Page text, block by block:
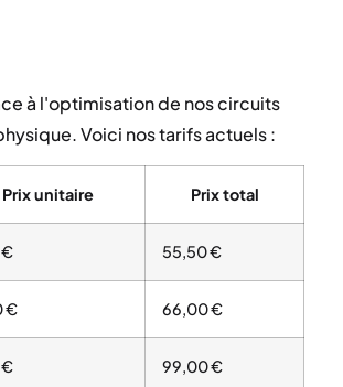
à l'optimisation de nos circuits
Voici nos tarifs actuels :
Prix unitaire Prix total
€ 55,50 €
€ 66,00 €
€ 99,00 €